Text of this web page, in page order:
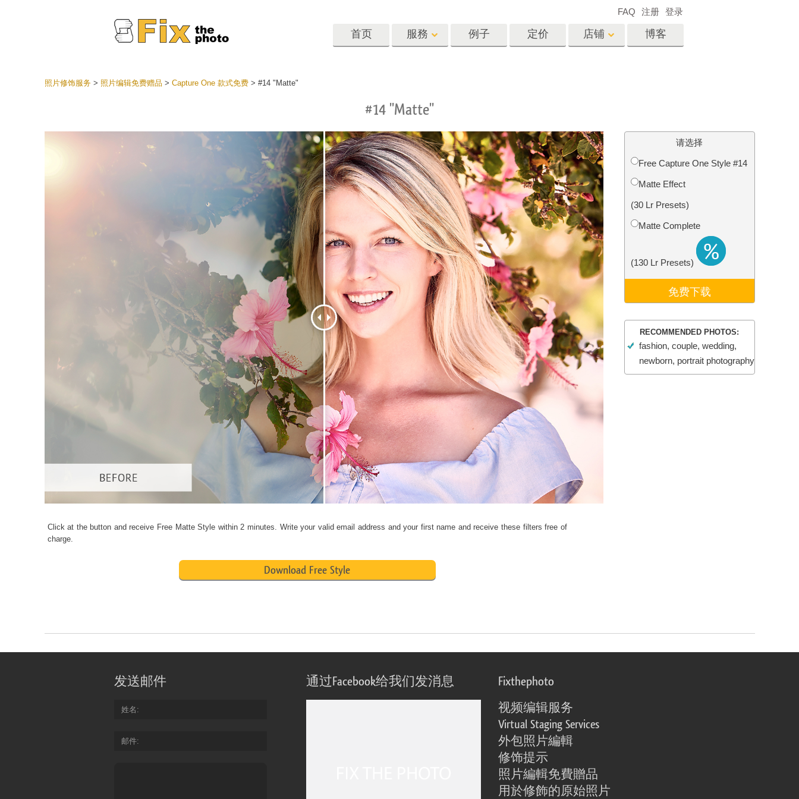
首页 服務
婚礼照片编辑服务 人工智能生成的服装模型 图像处理服务 照片修复服务
产品修图服务 珠宝修饰服务 AI训练数据 Video Editing Services
例子 定价 店铺
最佳优惠预设
手机收藏
Photoshop 动作
Photoshop 疊加
Photoshop 紋理
Ps 动作 整个合集
Ps覆盖整个收藏
情人节贺卡
婚礼请柬
儿童生日请柬
博客
FAQ 注册 登录
照片修饰服务> 照片编辑免费赠品 > Capture One 款式免费> #14 "Matte"
#14 "Matte"
请选择
Free Capture One Style #14
Matte Effect
(30 Lr Presets)
Matte Complete
(130 Lr Presets)
免费下载
RECOMMENDED PHOTOS:
fashion, couple, wedding,
newborn, portrait photography
Click at the button and receive Free Matte Style within 2 minutes. Write your valid email address and your first name and receive these filters free of
charge.
Download Free Style
发送邮件
姓名
邮件
通过Facebook给我们发消息 Fixthephoto
视频编辑服务
Virtual Staging Services
外包照片編輯
修饰提示
照片編輯免費贈品
用於修飾的原始照片